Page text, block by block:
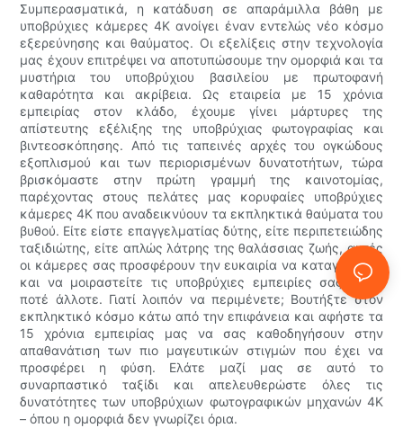
Συμπερασματικά, η κατάδυση σε απαράμιλλα βάθη με
υποβρύχιες κάμερες 4K ανοίγει έναν εντελώς νέο κόσμο
εξερεύνησης και θαύματος. Οι εξελίξεις στην τεχνολογία
μας έχουν επιτρέψει να αποτυπώσουμε την ομορφιά και τα
μυστήρια του υποβρύχιου βασιλείου με πρωτοφανή
καθαρότητα και ακρίβεια. Ως εταιρεία με 15 χρόνια
εμπειρίας στον κλάδο, έχουμε γίνει μάρτυρες της
απίστευτης εξέλιξης της υποβρύχιας φωτογραφίας και
βιντεοσκόπησης. Από τις ταπεινές αρχές του ογκώδους
εξοπλισμού και των περιορισμένων δυνατοτήτων, τώρα
βρισκόμαστε στην πρώτη γραμμή της καινοτομίας,
παρέχοντας στους πελάτες μας κορυφαίες υποβρύχιες
κάμερες 4K που αναδεικνύουν τα εκπληκτικά θαύματα του
βυθού. Είτε είστε επαγγελματίας δύτης, είτε περιπετειώδης
ταξιδιώτης, είτε απλώς λάτρης της θαλάσσιας ζωής, αυτές
οι κάμερες σας προσφέρουν την ευκαιρία να καταγράψετε
και να μοιραστείτε τις υποβρύχιες εμπειρίες σας όπως
ποτέ άλλοτε. Γιατί λοιπόν να περιμένετε; Βουτήξτε στον
εκπληκτικό κόσμο κάτω από την επιφάνεια και αφήστε τα
15 χρόνια εμπειρίας μας να σας καθοδηγήσουν στην
απαθανάτιση των πιο μαγευτικών στιγμών που έχει να
προσφέρει η φύση. Ελάτε μαζί μας σε αυτό το
συναρπαστικό ταξίδι και απελευθερώστε όλες τις
δυνατότητες των υποβρύχιων φωτογραφικών μηχανών 4K
– όπου η ομορφιά δεν γνωρίζει όρια.